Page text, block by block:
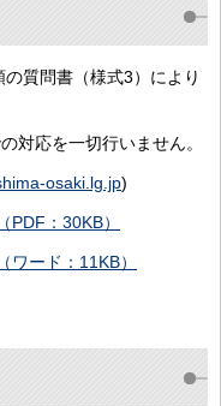
質問書（様式3）により
対応を一切行いません。
osaki.lg.jp)
（PDF：30KB）
ード：11KB）